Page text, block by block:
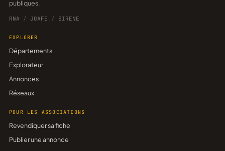
publiques.
RNA / JOAFE / SIRENE
EXPLORER
Départements
Explorateur
Annonces
Réseaux
POUR LES ASSOCIATIONS
Revendiquer sa fiche
Publier une annonce